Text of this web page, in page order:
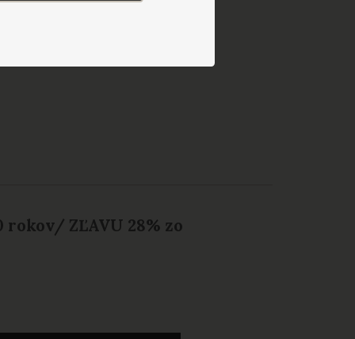
rokov/ ZĽAVU 28% zo